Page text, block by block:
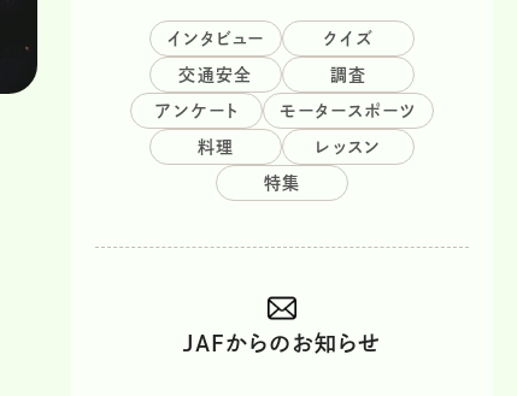
インタビュー クイズ
交通安全 調査
アンケート モータースポーツ
料理 レッスン
特集
JAFからのお知らせ